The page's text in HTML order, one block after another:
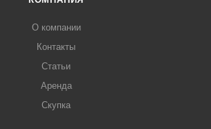
О компании
Контакты
Статьи
Аренда
Скупка